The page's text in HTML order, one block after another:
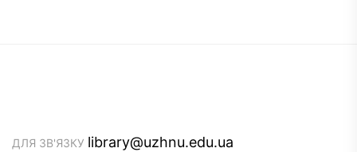
ДЛЯ ЗВ'ЯЗКУ library@uzhnu.edu.ua